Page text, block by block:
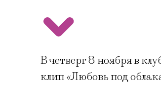
В четверг 8 ноября в
клип «Любовь под